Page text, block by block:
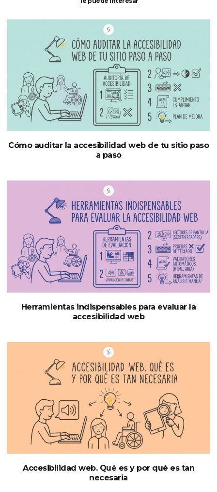
Cómo auditar la accesibilidad web de tu sitio paso
a paso
Herramientas indispensables para evaluar la
accesibilidad web
Accesibilidad web. Qué es y por qué es tan
necesaria